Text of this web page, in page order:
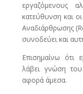
εργαζόμενους
κατεύθυνση και
Αναδιάρθρωσης
συνοδεύει και
Επισημαίνω ότι
λάβει γνώση
αφορά άμεσα.